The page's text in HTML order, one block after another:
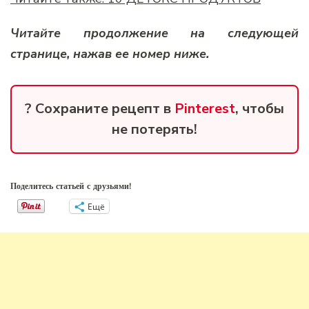
Читайте продолжение на следующей
странице, нажав ее номер ниже.
? Сохраните рецепт в Pinterest, чтобы
не потерять!
Поделитесь статьей с друзьями!
Ещё